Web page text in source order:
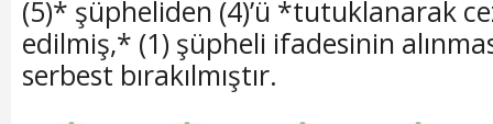
(5)* şüpheliden (4)’ü *tutuklanarak
edilmiş,* (1) şüpheli ifadesinin
serbest bırakılmıştır.